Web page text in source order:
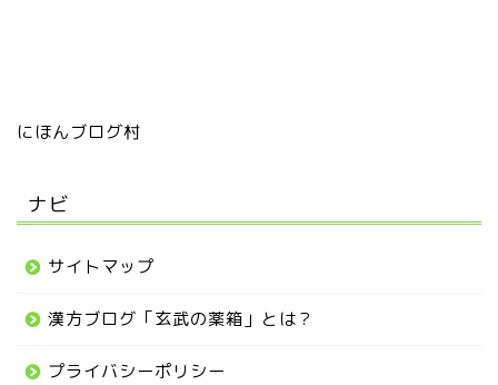
にほんブログ村
ナビ
サイトマップ
漢方ブログ「玄武の薬箱」とは？
プライバシーポリシー